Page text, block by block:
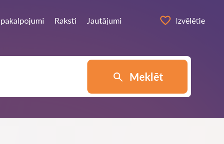
Raksti Jautājumi Izvēlētie
Meklēt